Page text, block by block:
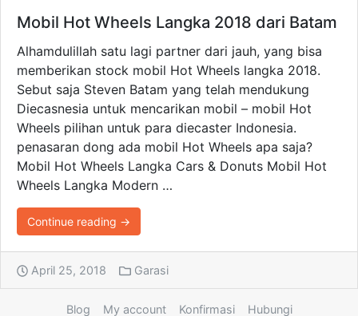
Mobil Hot Wheels Langka 2018 dari Batam
Alhamdulillah satu lagi partner dari jauh, yang bisa
memberikan stock mobil Hot Wheels langka 2018.
Sebut saja Steven Batam yang telah mendukung
Diecasnesia untuk mencarikan mobil – mobil Hot
Wheels pilihan untuk para diecaster Indonesia.
penasaran dong ada mobil Hot Wheels apa saja?
Mobil Hot Wheels Langka Cars & Donuts Mobil Hot
Wheels Langka Modern …
Continue reading →
April 25, 2018 Garasi
Blog My account Konfirmasi Hubungi